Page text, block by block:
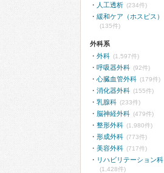
人工透析 (234件)
緩和ケア（ホスピス）
(135件)
外科系
外科 (1,597件)
呼吸器外科 (92件)
心臓血管外科 (179件)
消化器外科 (155件)
乳腺科 (233件)
脳神経外科 (479件)
整形外科 (1,980件)
形成外科 (773件)
美容外科 (717件)
リハビリテーション科
(1,428件)